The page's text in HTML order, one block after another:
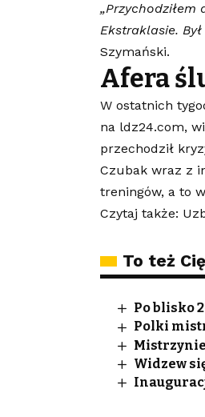
Ekstraklasie.
Szymański.
Afera
W ostatnich
na ldz24.com,
przechodził
Czubak wraz z
treningów, a to
Czytaj także:
To też
Po blisko
Polki
Mistrzynie
Widzew